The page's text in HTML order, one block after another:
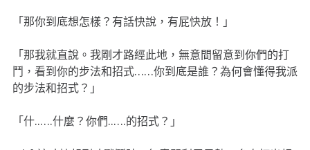
「那你到底想怎樣？有話快說，有屁快放！」
「那我就直說。我剛才路經此地，無意間留意到你們的打
鬥，看到你的步法和招式……你到底是誰？為何會懂得我派
的步法和招式？」
「什..….什麼？你們..….的招式？」